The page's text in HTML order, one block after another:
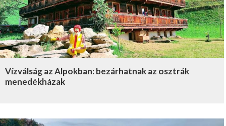
Vízválság az Alpokban: bezárhatnak az osztrák
menedékházak